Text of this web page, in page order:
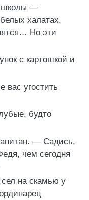
школы —
халатах.
Но эти
с картошкой и
угостить
будто
— Садись,
чем сегодня
на скамью у